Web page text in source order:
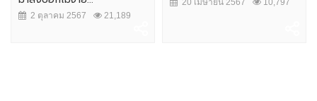
2 ตุลาคม 2567 21,189
20 เมษายน 2567 10,797